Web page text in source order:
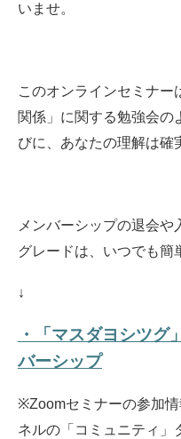
いませ。
このオンラインセミナー
関係」に関する勉強会の
びに、あなたの理解は確
メンバーシップの退会
グレードは、いつでも簡
↓
・「マスダヨシツ
バーシップ
※Zoomセミナーの参加
ネルの「コミュニティ」